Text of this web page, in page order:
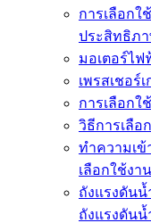
การเลือกใ
ประสิทธิภ
มอเตอร์ไฟ
เพรสเชอร์เ
การเลือกใ
วิธีการเลือ
ทำความเข้
เลือกใช้งา
ถังแรงดันน้
ถังแรงดันน้